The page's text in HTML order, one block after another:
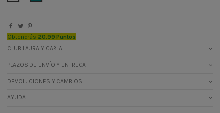
Obtendrás 20.99 Puntos
CLUB LAURA Y CARLA
PLAZOS DE ENVÍO Y ENTREGA
DEVOLUCIONES Y CAMBIOS
AYUDA